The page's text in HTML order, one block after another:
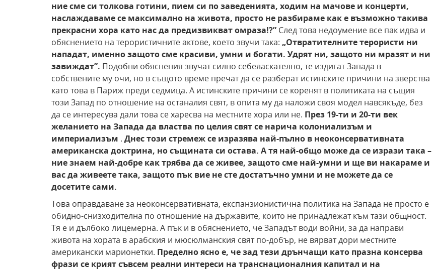
ние сме си толкова готини, пием си по заведенията, ходим на мачове и концерти,
наслаждаваме се максимално на живота, просто не разбираме как е възможно такива
прекрасни хора като нас да предизвикват омраза!?” След това недоумение все пак идва и
обяснението на терористичните актове, което звучи така: „Отвратителните терористи ни
нападат, именно защото сме красиви, умни и богати. Удрят ни, защото ни мразят и ни
завиждат”. Подобни обяснения звучат силно себеласкателно, те издигат Запада в
собствените му очи, но в същото време пречат да се разберат истинските причини на зверства
като това в Париж преди седмица. А истинските причини се коренят в политиката на същия
този Запад по отношение на останалия свят, в опита му да наложи своя модел навсякъде, без
да се интересува дали това се харесва на местните хора или не. През 19-ти и 20-ти век
желанието на Запада да властва по целия свят се нарича колониализъм и
империализъм . Днес този стремеж се изразява най-пълно в неоконсервативната
американска доктрина, но същината си остава. А тя най-общо може да се изрази така –
ние знаем най-добре как трябва да се живее, защото сме най-умни и ще ви накараме и
вас да живеете така, защото пък вие не сте достатъчно умни и не можете да се
досетите сами.
Това оправдаване за неоконсервативната, експанзионистична политика на Запада не просто е
обидно-снизходителна по отношение на държавите, които не принадлежат към тази общност.
Тя е и дълбоко лицемерна. А пък и в обяснението, че Западът води войни, за да направи
живота на хората в арабския и мюсюлманския свят по-добър, не вярват дори местните
американски марионетки. Пределно ясно е, че зад тези дрънчащи като празна консерва
фрази се крият съвсем реални интереси на транснационалния капитал и на